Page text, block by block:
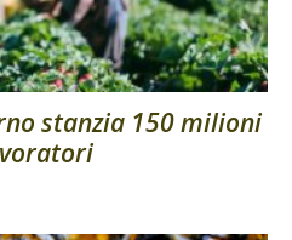
stanzia 150 milioni